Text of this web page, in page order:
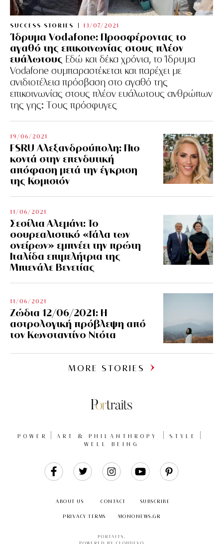
SUCCESS STORIES 13/07/2021
Ίδρυμα Vodafone: Προσφέροντας το
αγαθό της επικοινωνίας στους πλέον
ευάλωτους Εδώ και δέκα χρόνια, το Ίδρυμα
Vodafone συμπαραστέκεται και παρέχει με
ανιδιοτέλεια πρόσβαση στο αγαθό της
επικοινωνίας στους πλέον ευάλωτους ανθρώπων
της γης: Tους πρόσφυγες
19/06/2021
FSRU Αλεξανδρούπολη: Πιο
κοντά στην επενδυτική
απόφαση μετά την έγκριση
της Κομισιόν
11/06/2021
Σεσίλια Αλεμάνι: Το
σουρεαλιστικό «Γάλα των
ονείρων» εμπνέει την πρώτη
Ιταλίδα επιμελήτρια της
Μπιενάλε Βενετίας
11/06/2021
Ζώδια 12/06/2021: Η
αστρολογική πρόβλεψη από
τον Κωνσταντίνο Ντότα
MORE STORIES
POWER ART & PHILANTHROPY
STYLE
WELL BEING
ABOUT US CONTACT SUBSCRIBE
PRIVACY TERMS MONONEWS.GR
PORTAITS .